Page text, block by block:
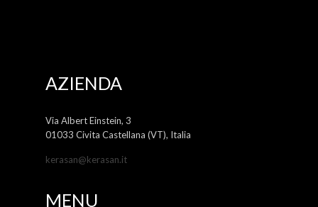
AZIENDA
Via Albert Einstein, 3
01033 Civita Castellana (VT), Italia
kerasan@kerasan.it
MENU